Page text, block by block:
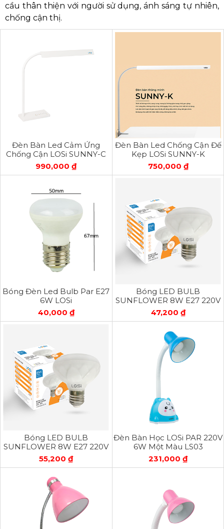
cầu thân thiện với người sử dụng, ánh sáng tự nhiên,
chống cận thị.
Đèn Bàn Led Cảm Ứng
Chống Cận LOSi SUNNY-C
990,000 ₫
Đèn Bàn Led Chống Cận Đế
Kẹp LOSi SUNNY-K
750,000 ₫
Bóng Đèn Led Bulb Par E27
6W LOSi
40,000 ₫
Bóng LED BULB
SUNFLOWER 8W E27 220V
Một Màu
47,200 ₫
Bóng LED BULB
SUNFLOWER 8W E27 220V
Đổi Màu
55,200 ₫
Đèn Bàn Học LOSi PAR 220V
6W Một Màu LS03
231,000 ₫